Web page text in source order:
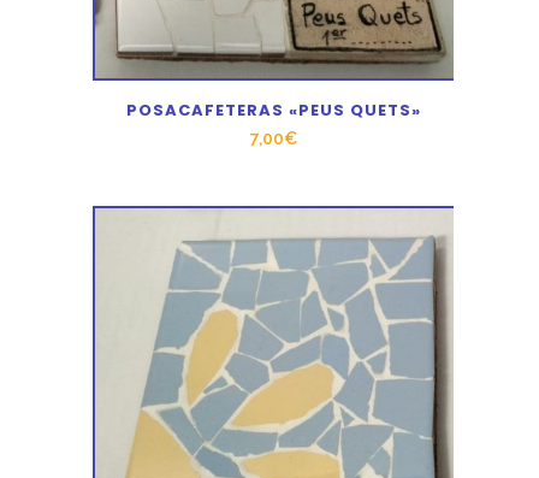
POSACAFETERAS «PEUS QUETS»
7,00€